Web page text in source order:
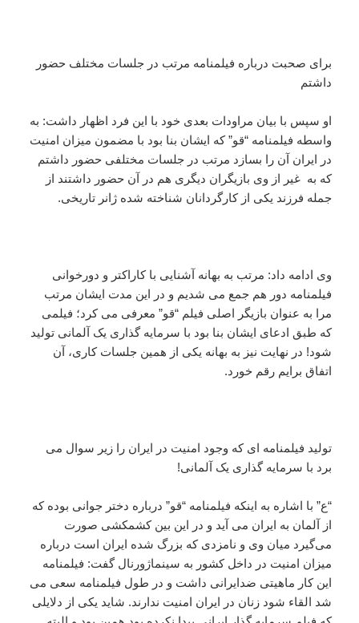
برای صحبت درباره فیلمنامه مرتب در جلسات مختلف حضور
داشتم
او سپس با بیان مراودات بعدی خود با این فرد اظهار داشت: به
واسطه فیلمنامه “قو” که ایشان بنا بود با مضمون میزان امنیت
در ایران آن را بسازد مرتب در جلسات مختلفی حضور داشتم
که به غیر از وی بازیگران دیگری هم در آن حضور داشتند از
جمله فرزند یکی از کارگردانان شناخته شده ژانر تاریخی.
وی ادامه داد: مرتب به بهانه آشنایی با کاراکتر و دورخوانی
فیلمنامه دور هم جمع می شدیم و در این مدت ایشان مرتب
مرا به عنوان بازیگر اصلی فیلم “قو” معرفی می کرد؛ فیلمی
که طبق ادعای ایشان بنا بود با سرمایه گذاری یک آلمانی تولید
شود! در نهایت نیز به بهانه یکی از همین جلسات کاری، آن
اتفاق برایم رقم خورد.
تولید فیلمنامه ای که وجود امنیت در ایران را زیر سوال می
برد با سرمایه گذاری یک آلمانی!
“ع” با اشاره به اینکه فیلمنامه “قو” درباره دختر جوانی بوده که
از آلمان به ایران می آید و در این بین کشمکشی صورت
می‌گیرد میان وی و نامزدی که بزرگ شده ایران است درباره
میزان امنیت در داخل کشور به سینماژورنال گفت: فیلمنامه
این کار ماهیتی ضدایرانی داشت و در طول فیلمنامه سعی می
شد القاء شود زنان در ایران امنیت ندارند. شاید یکی از دلایلی